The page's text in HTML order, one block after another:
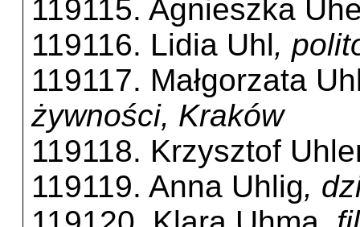
119115. Agnieszka
119116. Lidia Uhl,
119117. Małgorzata
żywności, Kraków
119118. Krzysztof
119119. Anna Uhlig,